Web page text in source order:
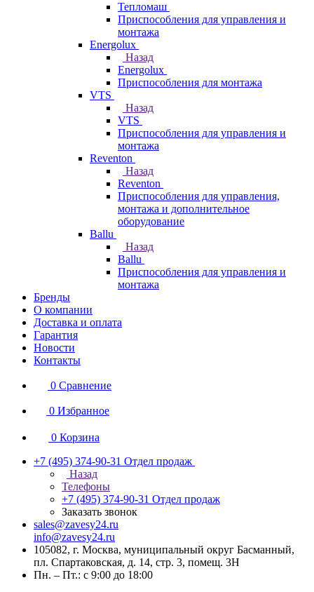
Тепломаш
Приспособления для управления и
монтажа
Energolux
Назад
Energolux
Приспособления для монтажа
VTS
Назад
VTS
Приспособления для управления и
монтажа
Reventon
Назад
Reventon
Приспособления для управления,
монтажа и дополнительное
оборудование
Ballu
Назад
Ballu
Приспособления для управления и
монтажа
Бренды
О компании
Доставка и оплата
Гарантия
Новости
Контакты
0 Сравнение
0 Избранное
0 Корзина
+7 (495) 374-90-31 Отдел продаж
Назад
Телефоны
+7 (495) 374-90-31 Отдел продаж
Заказать звонок
sales@zavesy24.ru
info@zavesy24.ru
105082, г. Москва, муниципальный округ Басманный,
пл. Спартаковская, д. 14, стр. 3, помещ. 3Н
Пн. – Пт.: с 9:00 до 18:00